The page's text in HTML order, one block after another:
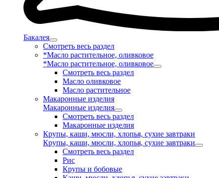
Бакалея
Смотреть весь раздел
*Масло растительное, оливковое
*Масло растительное, оливковое
Смотреть весь раздел
Масло оливковое
Масло растительное
Макаронные изделия
Макаронные изделия
Смотреть весь раздел
Макаронные изделия
Крупы, каши, мюсли, хлопья, сухие завтраки
Крупы, каши, мюсли, хлопья, сухие завтраки
Смотреть весь раздел
Рис
Крупы и бобовые